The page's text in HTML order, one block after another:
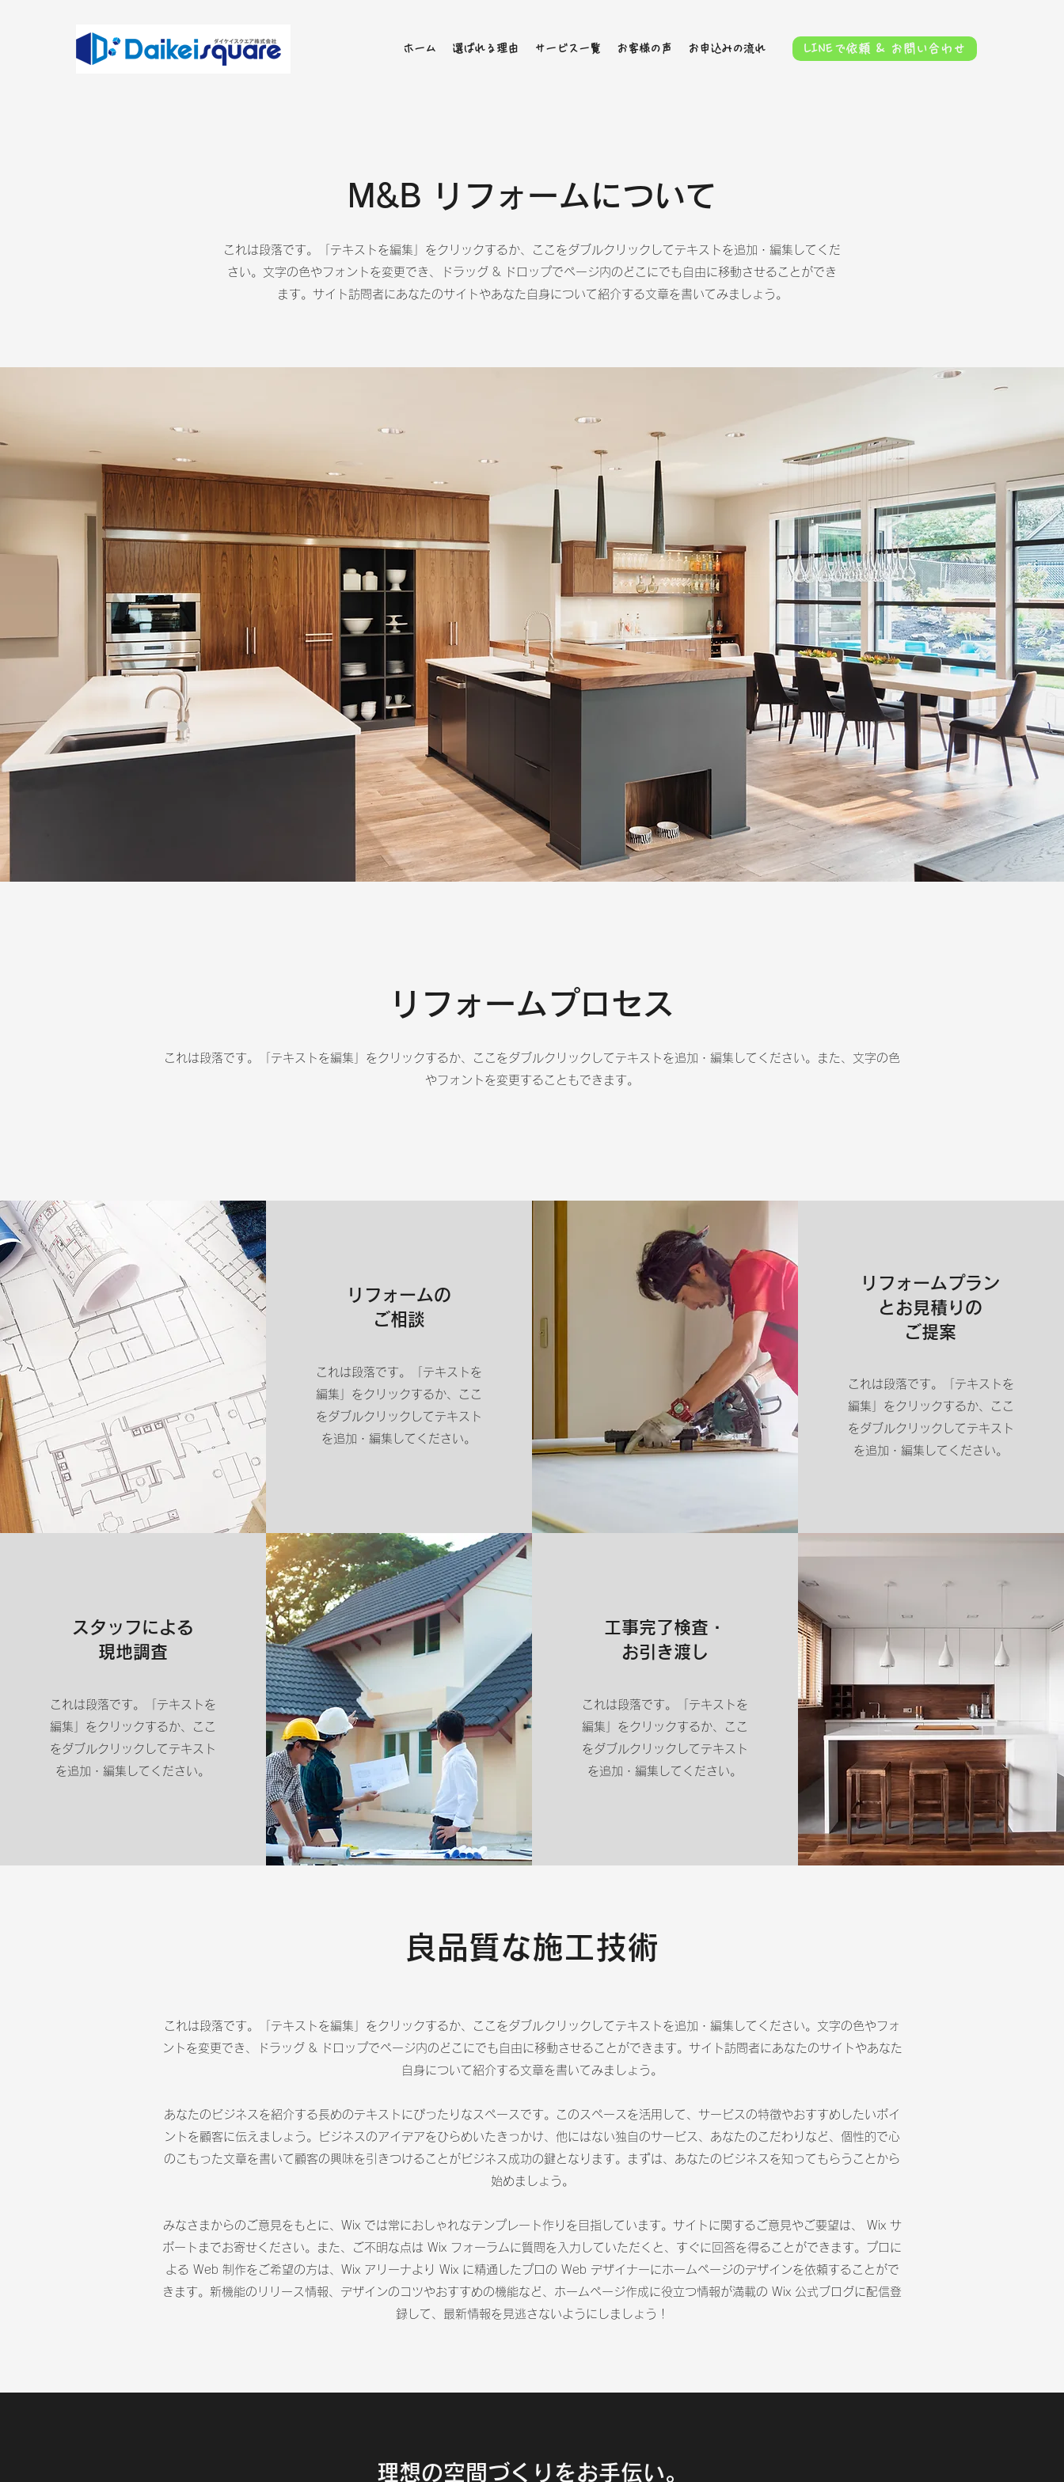
ホーム 選ばれる理由 サービス一覧 お客様の声 お申込みの流れ LINEで依頼 & お問い合わせ
M&B リフォームについて
これは段落です。「テキストを編集」をクリックするか、ここをダブルクリックしてテキストを追加・編集してくだ
さい。文字の色やフォントを変更でき、ドラッグ & ドロップでページ内のどこにでも自由に移動させることができ
ます。サイト訪問者にあなたのサイトやあなた自身について紹介する文章を書いてみましょう。
リフォームプロセス
これは段落です。「テキストを編集」をクリックするか、ここをダブルクリックしてテキストを追加・編集してください。また、文字の色
やフォントを変更することもできます。
​リフォームの
ご相談
これは段落です。「テキストを
編集」をクリックするか、ここ
をダブルクリックしてテキスト
を追加・編集してください。
リフォームプラン
とお見積りの
ご提案
これは段落です。「テキストを
編集」をクリックするか、ここ
をダブルクリックしてテキスト
を追加・編集してください。
スタッフによる
現地調査
これは段落です。「テキストを
編集」をクリックするか、ここ
をダブルクリックしてテキスト
を追加・編集してください。
工事完了検査・
お引き渡し
これは段落です。「テキストを
編集」をクリックするか、ここ
をダブルクリックしてテキスト
を追加・編集してください。
良品質な施工技術
これは段落です。「テキストを編集」をクリックするか、ここをダブルクリックしてテキストを追加・編集してください。文字の色やフォ
ントを変更でき、ドラッグ & ドロップでページ内のどこにでも自由に移動させることができます。サイト訪問者にあなたのサイトやあなた
自身について紹介する文章を書いてみましょう。
あなたのビジネスを紹介する長めのテキストにぴったりなスペースです。このスペースを活用して、サービスの特徴やおすすめしたいポイ
ントを顧客に伝えましょう。ビジネスのアイデアをひらめいたきっかけ、他にはない独自のサービス、あなたのこだわりなど、個性的で心
のこもった文章を書いて顧客の興味を引きつけることがビジネス成功の鍵となります。まずは、あなたのビジネスを知ってもらうことから
始めましょう。
みなさまからのご意見をもとに、Wix では常におしゃれなテンプレート作りを目指しています。サイトに関するご意見やご要望は、 Wix サ
ポートまでお寄せください。また、ご不明な点は Wix フォーラムに質問を入力していただくと、すぐに回答を得ることができます。プロに
よる Web 制作をご希望の方は、Wix アリーナより Wix に精通したプロの Web デザイナーにホームページのデザインを依頼することがで
きます。新機能のリリース情報、デザインのコツやおすすめの機能など、ホームページ作成に役立つ情報が満載の Wix 公式ブログに配信登
録して、最新情報を見逃さないようにしましょう！
理想の空間づくりをお手伝い。